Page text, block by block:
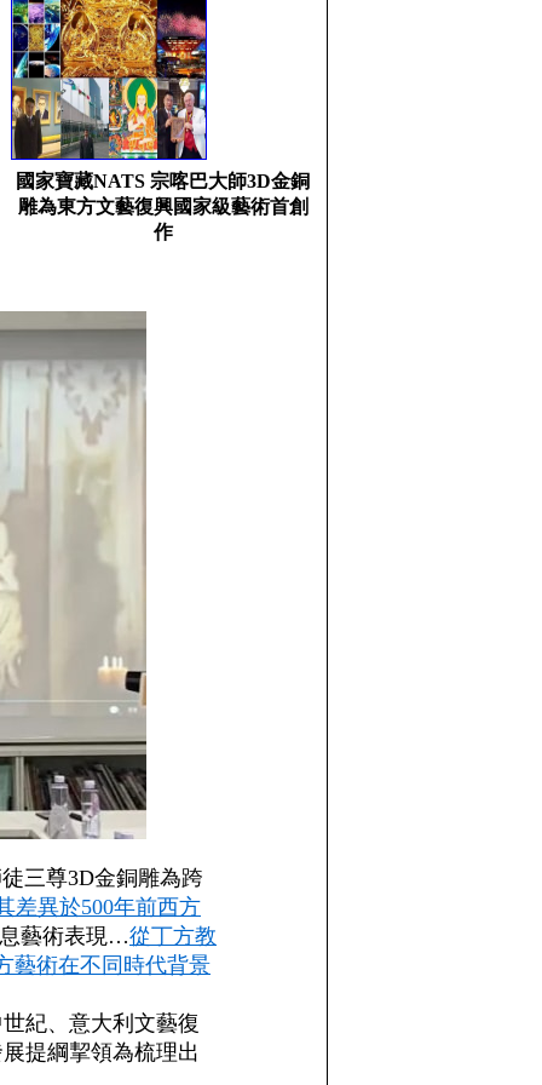
國家寶藏NATS 宗喀巴大師3D金銅
雕為東方文藝復興國家級藝術首創
作
三尊3D金銅雕為跨
差異於500年前西方
藝術表現…從丁方教
藝術在不同時代背景
紀、意大利文藝復
提綱挈領為梳理出